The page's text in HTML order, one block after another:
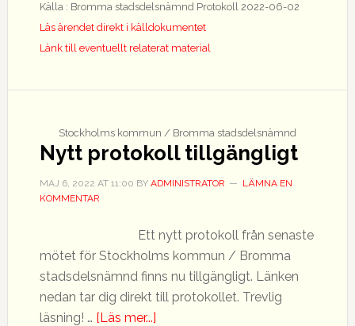
Källa : Bromma stadsdelsnämnd Protokoll 2022-06-02
Läs ärendet direkt i källdokumentet
Länk till eventuellt relaterat material
Stockholms kommun / Bromma stadsdelsnämnd
Nytt protokoll tillgängligt
MAJ 6, 2022 AT 11:00 BY ADMINISTRATOR
LÄMNA EN
KOMMENTAR
Ett nytt protokoll från senaste
mötet för Stockholms kommun / Bromma
stadsdelsnämnd finns nu tillgängligt. Länken
nedan tar dig direkt till protokollet. Trevlig
läsning! … [Läs mer...]om